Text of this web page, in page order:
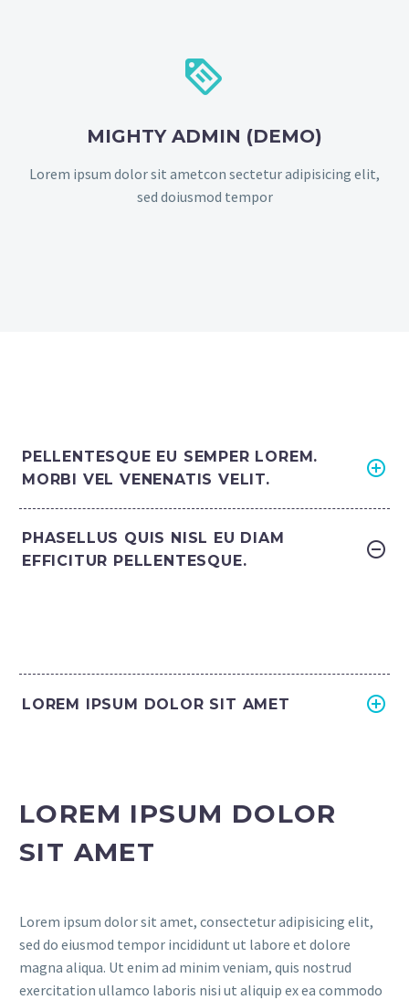


MIGHTY ADMIN (DEMO)
Lorem ipsum dolor sit ametcon sectetur adipisicing elit,
sed doiusmod tempor
PELLENTESQUE EU SEMPER LOREM.
MORBI VEL VENENATIS VELIT.
PHASELLUS QUIS NISL EU DIAM
EFFICITUR PELLENTESQUE.
LOREM IPSUM DOLOR SIT AMET
LOREM IPSUM DOLOR
SIT AMET
Lorem ipsum dolor sit amet, consectetur adipisicing elit,
sed do eiusmod tempor incididunt ut labore et dolore
magna aliqua. Ut enim ad minim veniam, quis nostrud
exercitation ullamco laboris nisi ut aliquip ex ea commodo